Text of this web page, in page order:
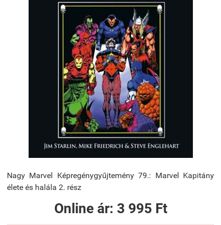
Nagy Marvel Képregénygyűjtemény 79.: Marvel ​Kapitány
élete és halála 2. rész
Online ár: 3 995 Ft